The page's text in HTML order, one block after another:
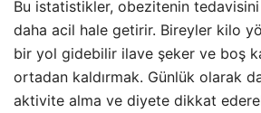
Bu istatistikler, obezitenin
daha acil hale getirir. Bireyler kilo
bir yol gidebilir ilave şeker ve boş
ortadan kaldırmak. Günlük olarak
aktivite alma ve diyete dikkat